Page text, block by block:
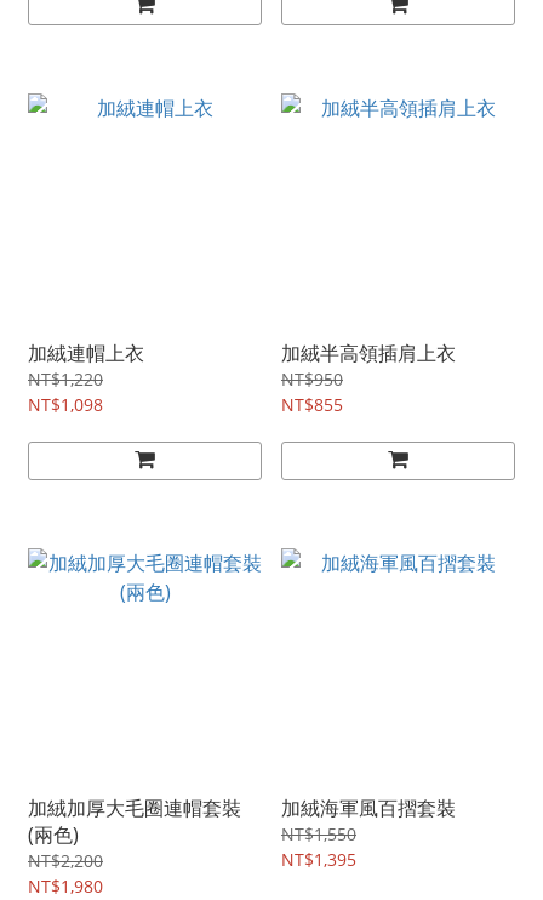
加絨連帽上衣
NT$1,220
NT$1,098
加絨半高領插肩上衣
NT$950
NT$855
加絨加厚大毛圈連帽套裝
(兩色)
NT$2,200
NT$1,980
加絨海軍風百摺套裝
NT$1,550
NT$1,395